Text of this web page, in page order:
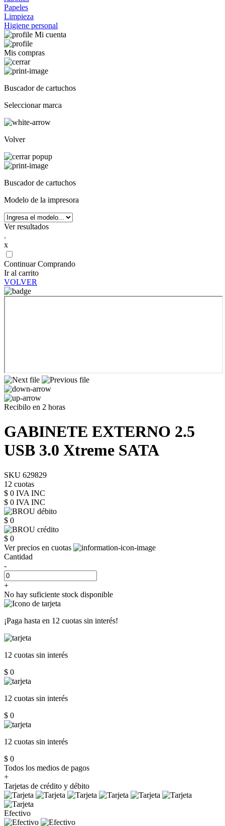
Papeles
Limpieza
Higiene personal
Mi cuenta
Mis compras
Buscador de cartuchos
Seleccionar marca
Volver
Buscador de cartuchos
Modelo de la impresora
Ver resultados
.
x
Continuar Comprando
Ir al carrito
VOLVER
Recibilo en 2 horas
GABINETE EXTERNO 2.5
USB 3.0 Xtreme SATA
SKU 629829
12 cuotas
$ 0 IVA INC
$ 0 IVA INC
$ 0
$ 0
Ver precios en cuotas
Cantidad
-
+
No hay suficiente stock disponible
¡Paga hasta en 12 cuotas sin interés!
12 cuotas sin interés
$ 0
12 cuotas sin interés
$ 0
12 cuotas sin interés
$ 0
Todos los medios de pagos
+
Tarjetas de crédito y débito
Efectivo